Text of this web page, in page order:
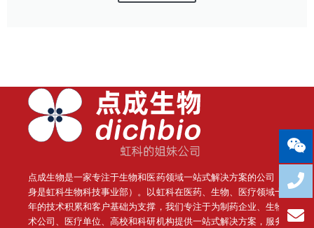
点成生物是一家专注于生物和医药领域一站式解决方案的公司（前
身是虹科生物科技事业部）。
以虹科在医药、生物、医疗领域十几
年的技术积累和客户基础为支撑，我们专注于为制药企业、生物技
术公司、医疗单位、高校和科研机构提供一站式解决方案，服务于